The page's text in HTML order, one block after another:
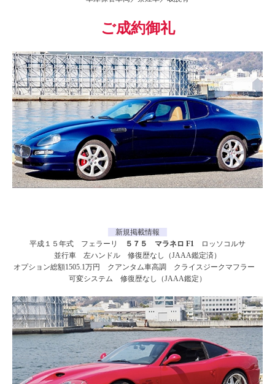
ご成約御礼
新規掲載情報
平成１５年式 フェラーリ
５７５ マラネロ F1 ロッソコルサ
並行車 左ハンドル 修復歴なし（JAAA鑑定済）
オプション総額1505.1万円 クアンタム車高調 クライスジークマフラー
可変システム 修復歴なし（JAAA鑑定）